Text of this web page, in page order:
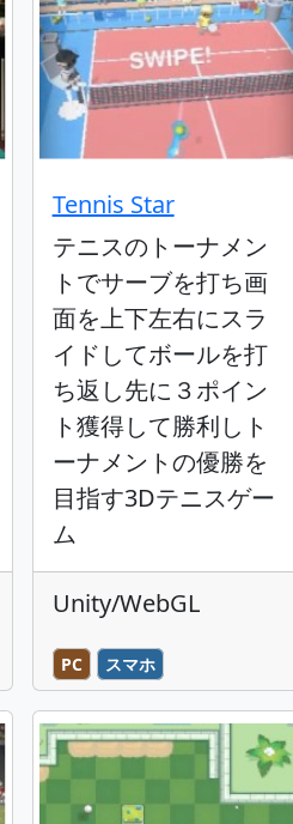
Tennis Star
テニスのトーナメン
トでサーブを打ち画
面を上下左右にスラ
イドしてボールを打
ち返し先に３ポイン
ト獲得して勝利しト
ーナメントの優勝を
目指す3Dテニスゲー
ム
Unity/WebGL
PC スマホ